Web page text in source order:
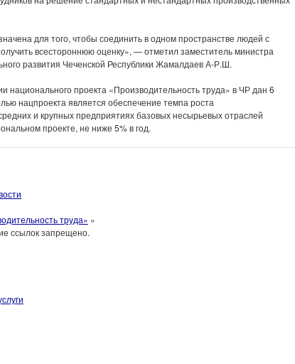
для того, чтобы соединить в одном пространстве людей с
всестороннюю оценку», — отметил заместитель министра
развития Чеченской Республики Жамалдаев А-Р.Ш.
национального проекта «Производительность труда» в ЧР дан 6
нацпроекта является обеспечение темпа роста
и крупных предприятиях базовых несырьевых отраслей
проекте, не ниже 5% в год.
труда» »
ссылок запрещено.